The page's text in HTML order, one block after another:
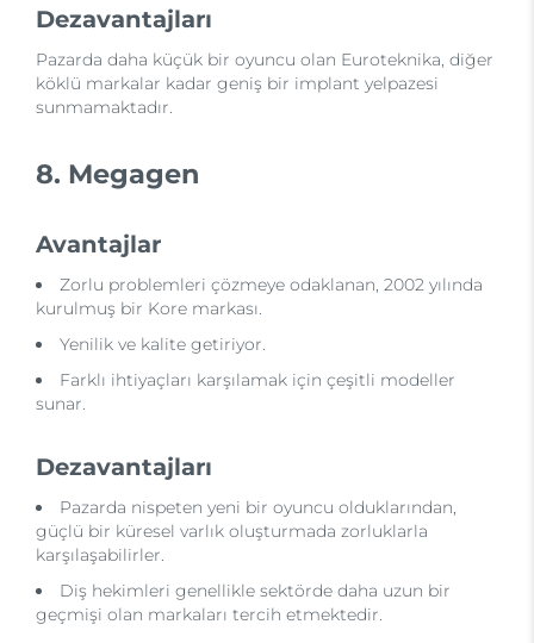
Dezavantajları
Pazarda daha küçük bir oyuncu olan Euroteknika, diğer
köklü markalar kadar geniş bir implant yelpazesi
sunmamaktadır.
8. Megagen
Avantajlar
Zorlu problemleri çözmeye odaklanan, 2002 yılında
kurulmuş bir Kore markası.
Yenilik ve kalite getiriyor.
Farklı ihtiyaçları karşılamak için çeşitli modeller
sunar.
Dezavantajları
Pazarda nispeten yeni bir oyuncu olduklarından,
güçlü bir küresel varlık oluşturmada zorluklarla
karşılaşabilirler.
Diş hekimleri genellikle sektörde daha uzun bir
geçmişi olan markaları tercih etmektedir.